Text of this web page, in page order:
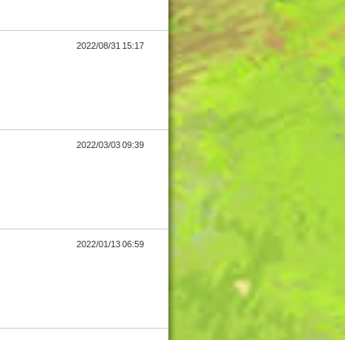
2022/08/31 15:17
2022/03/03 09:39
2022/01/13 06:59